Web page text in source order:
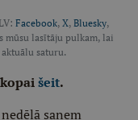
Facebook, X, Bluesky,
mūsu lasītāju pulkam, lai
saturu.
šeit.
saņem